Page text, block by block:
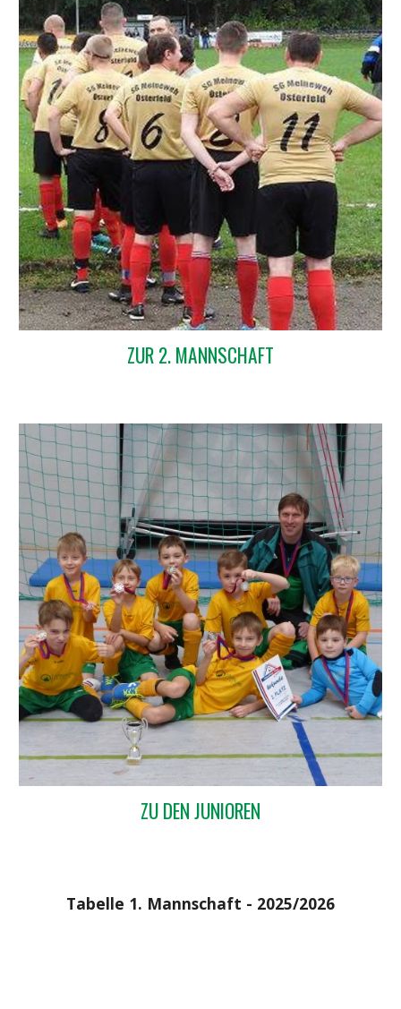
ZUR 2. MANNSCHAFT
ZU DEN JUNIOREN
Tabelle 1. Mannschaft - 2025/2026